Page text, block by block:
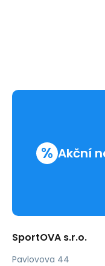
% Akční
SportOVA s.r.o.
Pavlovova 44